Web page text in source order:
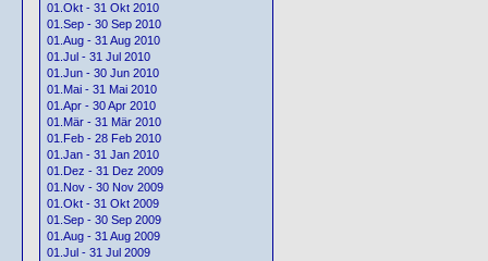
01.Okt - 31 Okt 2010
01.Sep - 30 Sep 2010
01.Aug - 31 Aug 2010
01.Jul - 31 Jul 2010
01.Jun - 30 Jun 2010
01.Mai - 31 Mai 2010
01.Apr - 30 Apr 2010
01.Mär - 31 Mär 2010
01.Feb - 28 Feb 2010
01.Jan - 31 Jan 2010
01.Dez - 31 Dez 2009
01.Nov - 30 Nov 2009
01.Okt - 31 Okt 2009
01.Sep - 30 Sep 2009
01.Aug - 31 Aug 2009
01.Jul - 31 Jul 2009